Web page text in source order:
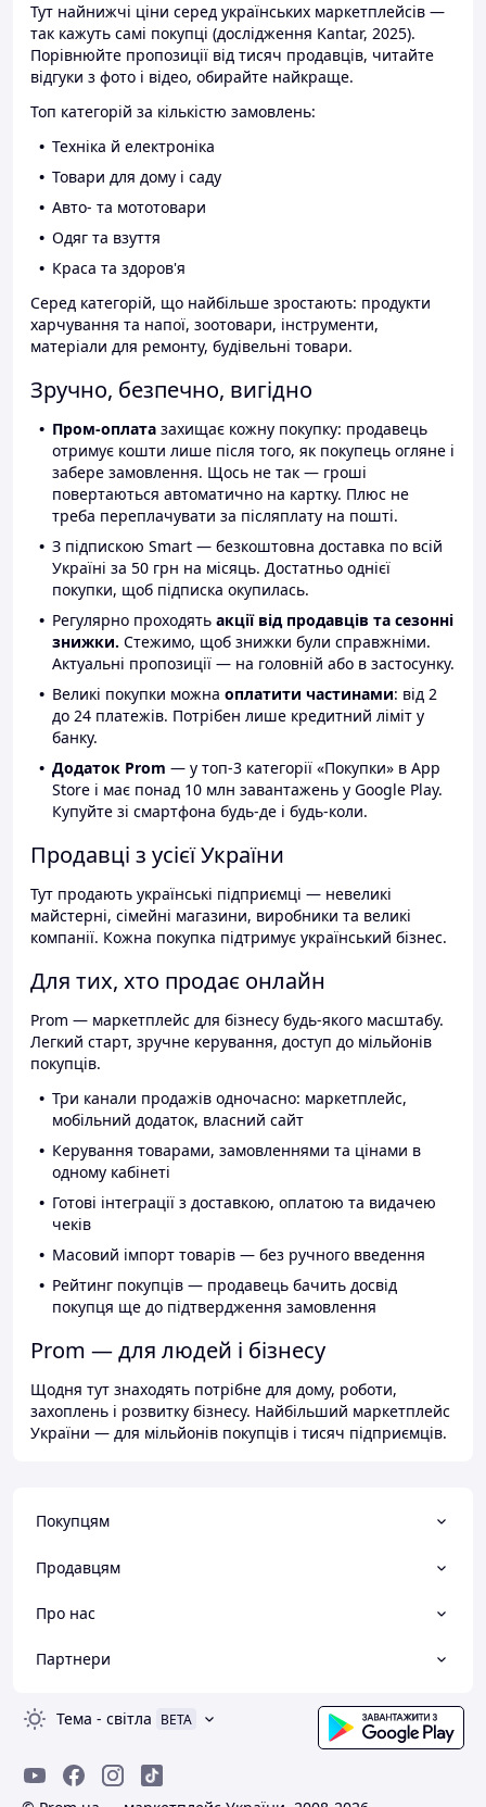
Тут найнижчі ціни серед українських маркетплейсів —
так кажуть самі покупці (дослідження Kantar, 2025).
Порівнюйте пропозиції від тисяч продавців, читайте
відгуки з фото і відео, обирайте найкраще.
Топ категорій за кількістю замовлень:
Техніка й електроніка
Товари для дому і саду
Авто- та мототовари
Одяг та взуття
Краса та здоров'я
Серед категорій, що найбільше зростають: продукти
харчування та напої, зоотовари, інструменти,
матеріали для ремонту, будівельні товари.
Зручно, безпечно, вигідно
Пром-оплата захищає кожну покупку: продавець
отримує кошти лише після того, як покупець огляне і
забере замовлення. Щось не так — гроші
повертаються автоматично на картку. Плюс не
треба переплачувати за післяплату на пошті.
З підпискою Smart — безкоштовна доставка по всій
Україні за 50 грн на місяць. Достатньо однієї
покупки, щоб підписка окупилась.
Регулярно проходять акції від продавців та сезонні
знижки. Стежимо, щоб знижки були справжніми.
Актуальні пропозиції — на головній або в застосунку.
Великі покупки можна оплатити частинами: від 2
до 24 платежів. Потрібен лише кредитний ліміт у
банку.
Додаток Prom — у топ-3 категорії «Покупки» в App
Store і має понад 10 млн завантажень у Google Play.
Купуйте зі смартфона будь-де і будь-коли.
Продавці з усієї України
Тут продають українські підприємці — невеликі
майстерні, сімейні магазини, виробники та великі
компанії. Кожна покупка підтримує український бізнес.
Для тих, хто продає онлайн
Prom — маркетплейс для бізнесу будь-якого масштабу.
Легкий старт, зручне керування, доступ до мільйонів
покупців.
Три канали продажів одночасно: маркетплейс,
мобільний додаток, власний сайт
Керування товарами, замовленнями та цінами в
одному кабінеті
Готові інтеграції з доставкою, оплатою та видачею
чеків
Масовий імпорт товарів — без ручного введення
Рейтинг покупців — продавець бачить досвід
покупця ще до підтвердження замовлення
Prom — для людей і бізнесу
Щодня тут знаходять потрібне для дому, роботи,
захоплень і розвитку бізнесу. Найбільший маркетплейс
України — для мільйонів покупців і тисяч підприємців.
Покупцям
Продавцям
Про нас
Партнери
Тема - світла BETA